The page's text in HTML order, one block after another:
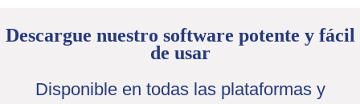
Descargue nuestro software potente y fácil
de usar
Disponible en todas las plataformas y